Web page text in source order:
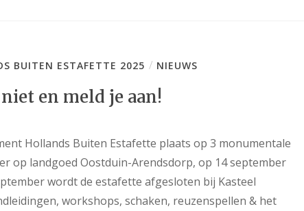
BUITEN ESTAFETTE 2025 / NIEUWS
en meld je aan!
Hollands Buiten Estafette plaats op 3 monumentale
op landgoed Oostduin-Arendsdorp, op 14 september
wordt de estafette afgesloten bij Kasteel
workshops, schaken, reuzenspellen & het